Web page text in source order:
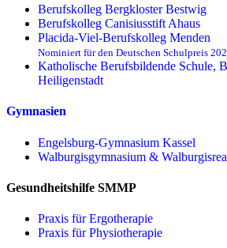
Berufskolleg Bergkloster Bestwig
Berufskolleg Canisiusstift Ahaus
Placida-Viel-Berufskolleg Menden
Nominiert für den Deutschen Schulpreis
Katholische Berufsbildende Schule,
Heiligenstadt
Gymnasien
Engelsburg-Gymnasium Kassel
Walburgisgymnasium &
Gesundheitshilfe SMMP
Praxis für Ergo­therapie
Praxis für Physio­therapie